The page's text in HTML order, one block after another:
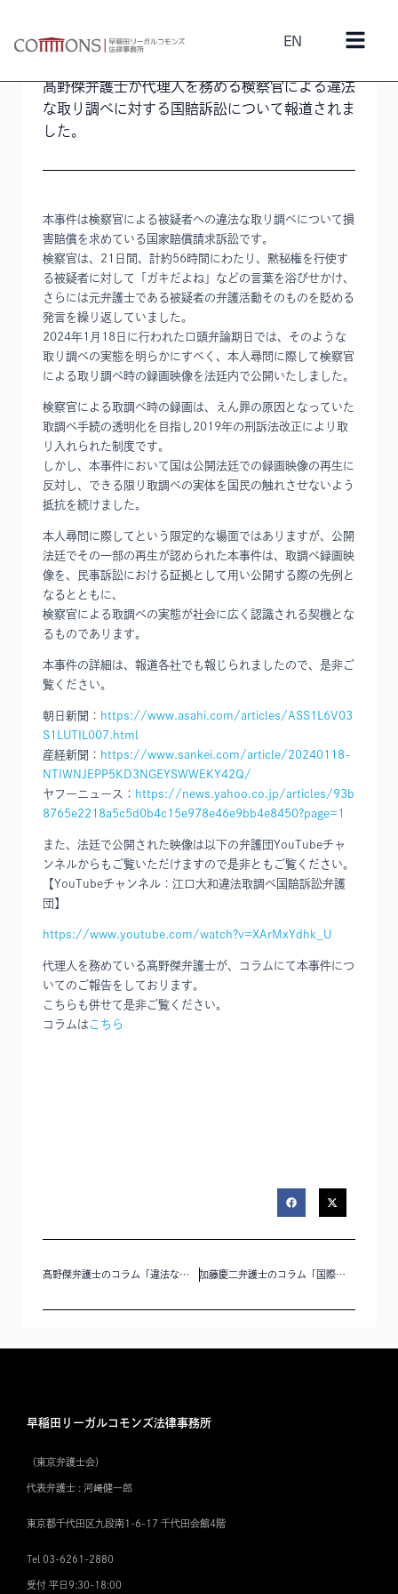
EN
2024年1月19日 髙野傑
髙野傑弁護士が代理人を務める検察官による違法
な取り調べに対する国賠訴訟について報道されま
した。
本事件は検察官による被疑者への違法な取り調べについて損
害賠償を求めている国家賠償請求訴訟です。
検察官は、21日間、計約56時間にわたり、黙秘権を行使す
る被疑者に対して「ガキだよね」などの言葉を浴びせかけ、
さらには元弁護士である被疑者の弁護活動そのものを貶める
発言を繰り返していました。
2024年1月18日に行われた口頭弁論期日では、そのような
取り調べの実態を明らかにすべく、本人尋問に際して検察官
による取り調べ時の録画映像を法廷内で公開いたしました。
検察官による取調べ時の録画は、えん罪の原因となっていた
取調べ手続の透明化を目指し2019年の刑訴法改正により取
り入れられた制度です。
しかし、本事件において国は公開法廷での録画映像の再生に
反対し、できる限り取調べの実体を国民の触れさせないよう
抵抗を続けました。
本人尋問に際してという限定的な場面ではありますが、公開
法廷でその一部の再生が認められた本事件は、取調べ録画映
像を、民事訴訟における証拠として用い公開する際の先例と
なるとともに、
検察官による取調べの実態が社会に広く認識される契機とな
るものであります。
本事件の詳細は、報道各社でも報じられましたので、是非ご
覧ください。
朝日新聞： https://www.asahi.com/articles/ASS1L6V03
S1LUTIL007.html
産経新聞： https://www.sankei.com/article/20240118-
NTIWNJEPP5KD3NGEYSWWEKY42Q/
ヤフーニュース： https://news.yahoo.co.jp/articles/93b
8765e2218a5c5d0b4c15e978e46e9bb4e8450?page=1
また、法廷で公開された映像は以下の弁護団YouTubeチャ
ンネルからもご覧いただけますので是非ともご覧ください。
【YouTubeチャンネル：江口大和違法取調べ国賠訴訟弁護
団】
https://www.youtube.com/watch?v=XArMxYdhk_U
代理人を務めている髙野傑弁護士が、コラムにて本事件につ
いてのご報告をしております。
こちらも併せて是非ご覧ください。
コラムは こちら
髙野傑弁護士のコラム「違法な取り調べの実態を法廷で明らかにするために３‐法廷での再生と動画の公開」を公開いたしました。 加藤慶二弁護士のコラム「国際ロマンス詐欺の二次被害について」を公開いたしました。
早稲田リーガルコモンズ法律事務所
（東京弁護士会）
代表弁護士 : 河﨑健一郎
東京都千代田区九段南1-6-17 千代田会館4階
Tel 03-6261-2880
受付 平日9:30-18:00